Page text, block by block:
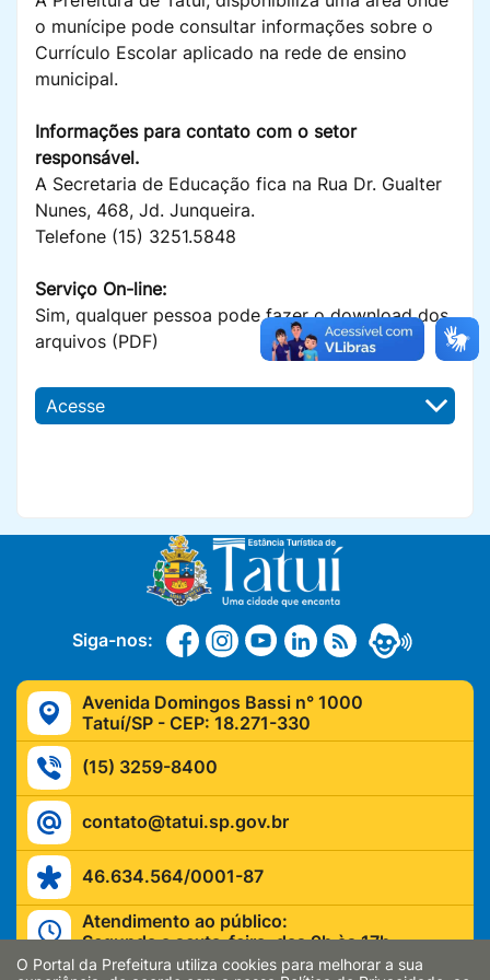
o munícipe pode consultar informações sobre o
Currículo Escolar aplicado na rede de ensino
municipal.
Informações para contato com o setor
responsável.
A Secretaria de Educação fica na Rua Dr. Gualter
Nunes, 468, Jd. Junqueira.
Telefone (15) 3251.5848
Serviço On-line:
Sim, qualquer pessoa pode fazer o download dos
arquivos (PDF)
Acesse
Siga-nos:
Avenida Domingos Bassi n° 1000
Tatuí/SP - CEP: 18.271-330
(15) 3259-8400
contato@tatui.sp.gov.br
46.634.564/0001-87
Atendimento ao público:
Segunda a sexta-feira, das 9h às 17h
O Portal da Prefeitura utiliza cookies para melhorar a sua